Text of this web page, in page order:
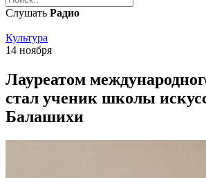
Слушать Радио
Культура
14 ноября
Лауреатом
стал ученик школы
Балашихи